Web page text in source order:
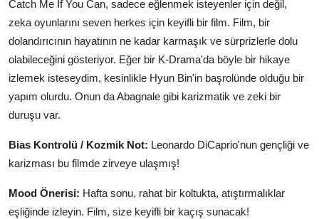
Catch Me If You Can, sadece eğlenmek isteyenler için değil,
zeka oyunlarını seven herkes için keyifli bir film. Film, bir
dolandırıcının hayatının ne kadar karmaşık ve sürprizlerle dolu
olabileceğini gösteriyor. Eğer bir K-Drama'da böyle bir hikaye
izlemek isteseydim, kesinlikle Hyun Bin'in başrolünde olduğu bir
yapım olurdu. Onun da Abagnale gibi karizmatik ve zeki bir
duruşu var.
Bias Kontrolü / Kozmik Not: Leonardo DiCaprio'nun gençliği ve
karizması bu filmde zirveye ulaşmış!
Mood Önerisi: Hafta sonu, rahat bir koltukta, atıştırmalıklar
eşliğinde izleyin. Film, size keyifli bir kaçış sunacak!